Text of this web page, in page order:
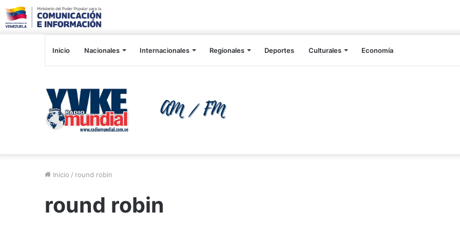
Inicio Nacionales Internacionales Regionales Deportes Culturales Economía
Inicio / round robin
round robin